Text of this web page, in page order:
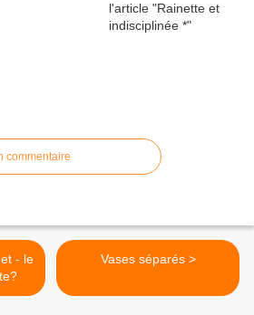
commentaire
Vases séparés >